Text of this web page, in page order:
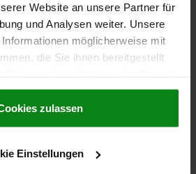
Website an unsere Partner für
und Analysen weiter. Unsere
möglicherweise mit
die Sie ihnen bereitgestellt
Richtlinien
|AGB
zulassen
Einstellungen
FORM:A MIT NABE, B=15,
L=25 ZÄHNEZAHL=20
FORM=A FORM-TYP=MIT NABE